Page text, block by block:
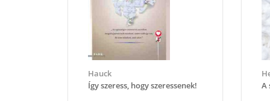
Hauck
Így szeress, hogy szeressenek!
A